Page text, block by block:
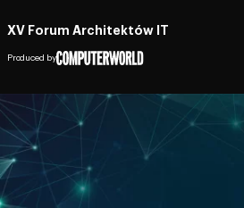
XV Forum Architektów IT
Produced by